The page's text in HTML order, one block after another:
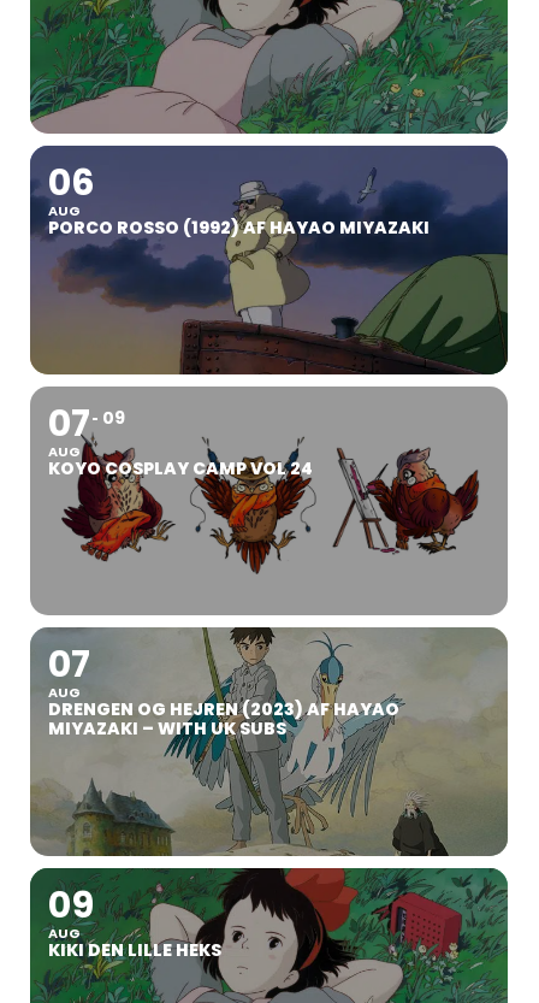
06
AUG
PORCO ROSSO (1992) AF HAYAO MIYAZAKI
07
AUG
09
KOYO COSPLAY CAMP VOL 24
07
AUG
DRENGEN OG HEJREN (2023) AF HAYAO
MIYAZAKI – WITH UK SUBS
09
AUG
KIKI DEN LILLE HEKS